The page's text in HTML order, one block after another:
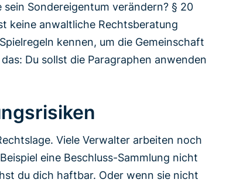
Sondereigentum verändern? § 20
keine anwaltliche Rechtsberatung
kennen, um die Gemeinschaft
Du sollst die Paragraphen anwenden
Viele Verwalter arbeiten noch
eine Beschluss-Sammlung nicht
du dich haftbar. Oder wenn sie nicht